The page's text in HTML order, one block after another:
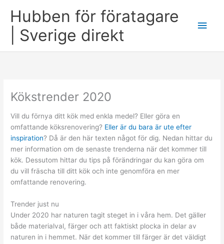
content
Hubben för föratagare
| Sverige direkt
Main
Kökstrender 2020
Vill du förnya ditt kök med enkla medel? Eller göra en
omfattande köksrenovering? Eller är du bara är ute efter
inspiration? Då är den här texten något för dig. Nedan hittar du
mer information om de senaste trenderna när det kommer till
kök. Dessutom hittar du tips på förändringar du kan göra om
du vill fräscha till ditt kök och inte genomföra en mer
omfattande renovering.
Trender just nu
Under 2020 har naturen tagit steget in i våra hem. Det gäller
både materialval, färger och att faktiskt plocka in delar av
naturen in i hemmet. När det kommer till färger är det väldigt